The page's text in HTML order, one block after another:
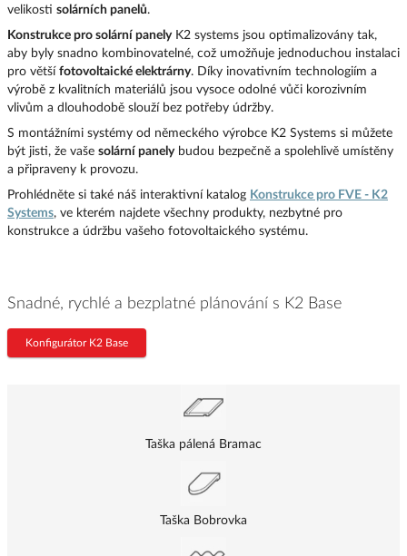
velikosti solárních panelů.
Konstrukce pro solární panely K2 systems jsou optimalizovány tak,
aby byly snadno kombinovatelné, což umožňuje jednoduchou instalaci
pro větší fotovoltaické elektrárny. Díky inovativním technologiím a
výrobě z kvalitních materiálů jsou vysoce odolné vůči korozivním
vlivům a dlouhodobě slouží bez potřeby údržby.
S montážními systémy od německého výrobce K2 Systems si můžete
být jisti, že vaše solární panely budou bezpečně a spolehlivě umístěny
a připraveny k provozu.
Prohlédněte si také náš interaktivní katalog Konstrukce pro FVE - K2
Systems, ve kterém najdete všechny produkty, nezbytné pro
konstrukce a údržbu vašeho fotovoltaického systému.
Snadné, rychlé a bezplatné plánování s K2 Base
Konfigurátor K2 Base
Taška pálená Bramac
Taška Bobrovka